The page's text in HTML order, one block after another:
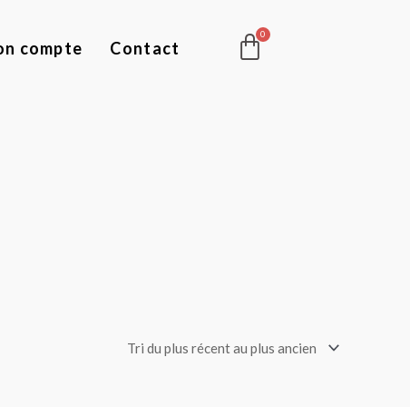
compte Contact Panier